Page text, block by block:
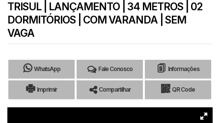
TRISUL | LANÇAMENTO | 34 METROS | 02
DORMITÓRIOS | COM VARANDA | SEM
VAGA
WhatsApp Fale Conosco Informações
Imprimir Compartilhar QR Code